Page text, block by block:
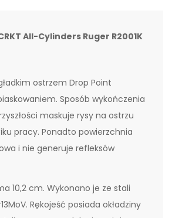
All-Cylinders Ruger R2001K
ostrzem Drop Point
Sposób wykończenia
maskuje rysy na ostrzu
pracy. Ponadto powierzchnia
i nie generuje refleksów
10,2 cm. Wykonano je ze stali
Rękojeść posiada okładziny